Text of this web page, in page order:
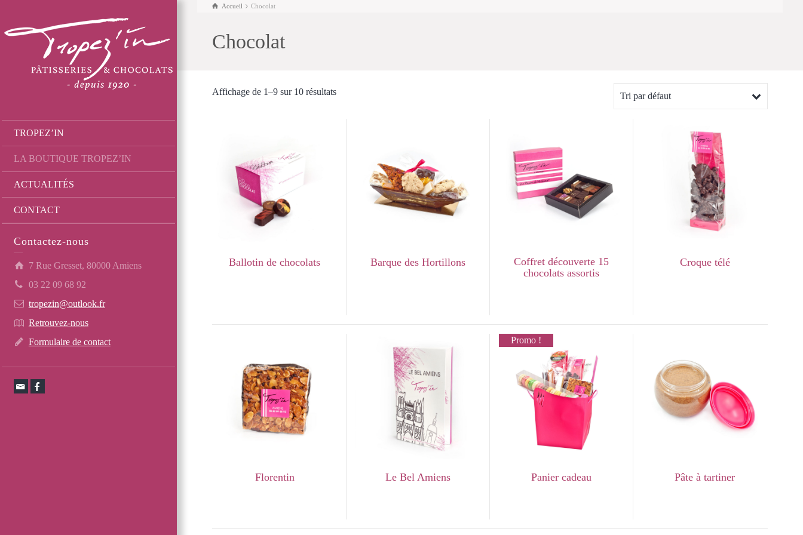
TROPEZ’IN
LA BOUTIQUE TROPEZ’IN
ACTUALITÉS
CONTACT
Contactez-nous
7 Rue Gresset, 80000 Amiens
03 22 09 68 92
tropezin@outlook.fr
Retrouvez-nous
Formulaire de contact
Accueil Chocolat
Chocolat
Affichage de 1–9 sur 10 résultats Tri par défaut
Ballotin de chocolats Barque des Hortillons
Coffret découverte 15
chocolats assortis
Croque télé
Florentin Le Bel Amiens
Promo !
Panier cadeau Pâte à tartiner